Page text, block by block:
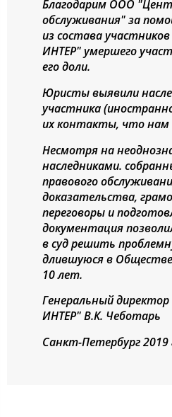
Благодарим ООО
обслуживания" за
из состава
ИНТЕР" умершего
его доли.
Юристы выявили
участника
их контакты, что нам
Несмотря на
наследниками.
правового
доказательства,
переговоры и
документация
в суд решить
длившуюся в
10 лет.
Генеральный
ИНТЕР" В.К. Чеботарь
Санкт-Петербург 2019